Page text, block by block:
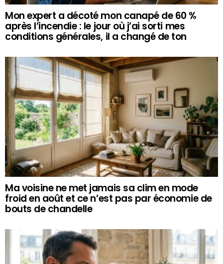
Mon expert a décoté mon canapé de 60 %
après l’incendie : le jour où j’ai sorti mes
conditions générales, il a changé de ton
Ma voisine ne met jamais sa clim en mode
froid en août et ce n’est pas par économie de
bouts de chandelle